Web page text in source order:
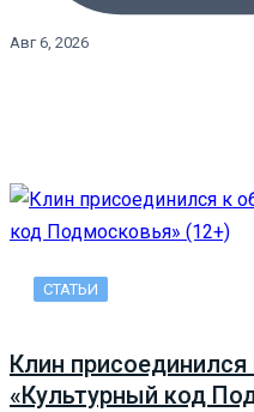
Авг 6, 2026
СТАТЬИ
Клин
«Культурный код